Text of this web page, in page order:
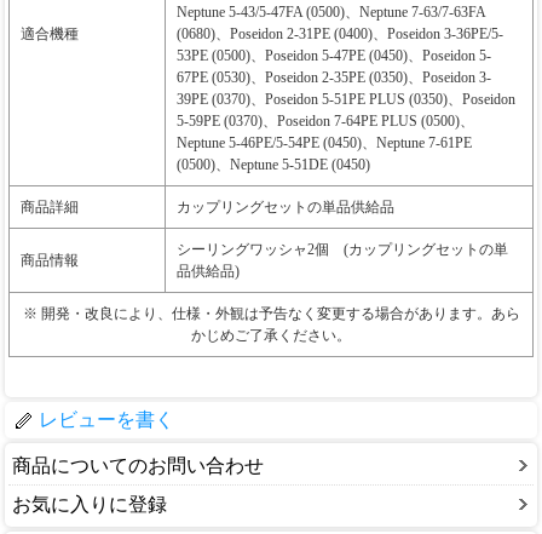
適合機種
Neptune 5-43/5-47FA (0500)、Neptune 7-63/7-63FA
(0680)、Poseidon 2-31PE (0400)、Poseidon 3-36PE/5-
53PE (0500)、Poseidon 5-47PE (0450)、Poseidon 5-
67PE (0530)、Poseidon 2-35PE (0350)、Poseidon 3-
39PE (0370)、Poseidon 5-51PE PLUS (0350)、Poseidon
5-59PE (0370)、Poseidon 7-64PE PLUS (0500)、
Neptune 5-46PE/5-54PE (0450)、Neptune 7-61PE
(0500)、Neptune 5-51DE (0450)
商品詳細 カップリングセットの単品供給品
商品情報
シーリングワッシャ2個 (カップリングセットの単
品供給品)
※ 開発・改良により、仕様・外観は予告なく変更する場合があります。あら
かじめご了承ください。
レビューを書く
商品についてのお問い合わせ
お気に入りに登録